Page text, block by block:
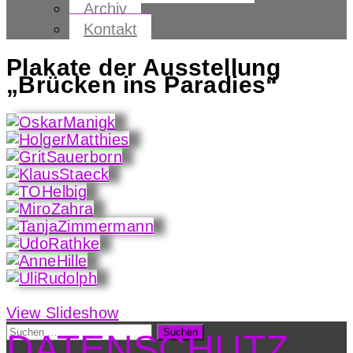
Archiv
Kontakt
Plakate der Ausstellung
„Brücken ins Paradies“
View Slideshow
Suchen
nach: